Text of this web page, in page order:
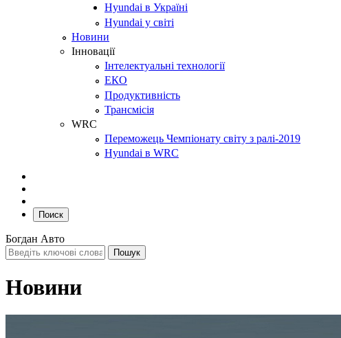
Hyundai в Україні
Hyundai у світі
Новини
Інновації
Інтелектуальні технології
ЕКО
Продуктивність
Трансмісія
WRC
Переможець Чемпіонату світу з ралі-2019
Hyundai в WRC
Поиск
Богдан Авто
Новини